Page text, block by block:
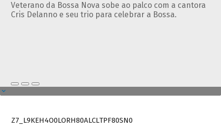
Veterano da Bossa Nova sobe ao palco com a cantora
Cris Delanno e seu trio para celebrar a Bossa.
Z7_L9KEH4O0LORH80ALCLTPF80SN0